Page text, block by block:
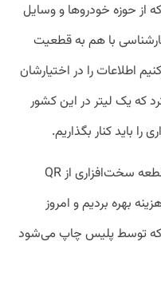
که از حوزه خودروها و وسایل
با هم به قطعیت
اطلاعات را در اختیارشان
که یک لیتر در این کشور
باید کنار بگذاریم.
او همچنین اضافه کرد: ما به جای آن قطعه سخت‌افزاری از QR
بهره بردیم و امروز
کارت‌هایی که توسط پلیس چاپ می‌شود